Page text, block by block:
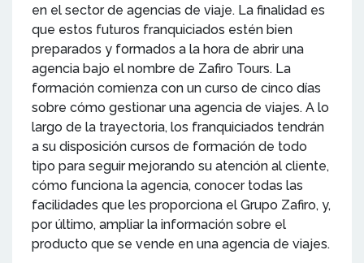
en el sector de agencias de viaje. La finalidad es
que estos futuros franquiciados estén bien
preparados y formados a la hora de abrir una
agencia bajo el nombre de Zafiro Tours. La
formación comienza con un curso de cinco días
sobre cómo gestionar una agencia de viajes. A lo
largo de la trayectoria, los franquiciados tendrán
a su disposición cursos de formación de todo
tipo para seguir mejorando su atención al cliente,
cómo funciona la agencia, conocer todas las
facilidades que les proporciona el Grupo Zafiro, y,
por último, ampliar la información sobre el
producto que se vende en una agencia de viajes.